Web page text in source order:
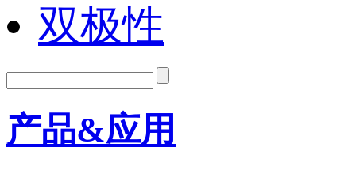
双极性
产品&应用